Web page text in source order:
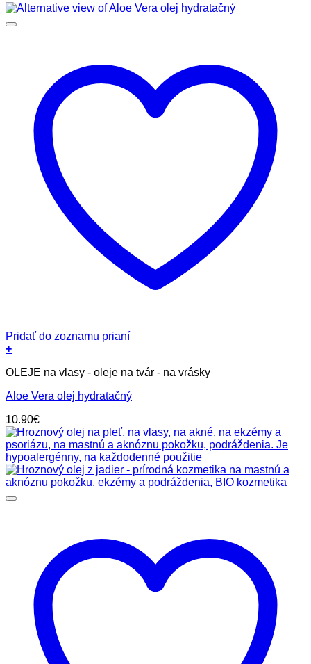
Pridať do zoznamu prianí
+
OLEJE na vlasy - oleje na tvár - na vrásky
Aloe Vera olej hydratačný
10.90€